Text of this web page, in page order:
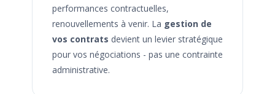
performances contractuelles,
renouvellements à venir. La gestion de
vos contrats devient un levier stratégique
pour vos négociations - pas une contrainte
administrative.